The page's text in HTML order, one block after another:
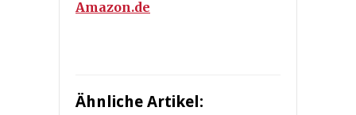
Amazon.de
Ähnliche Artikel: